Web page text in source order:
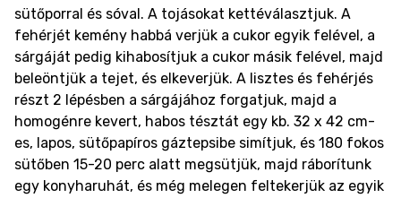
sütőporral és sóval. A tojásokat kettéválasztjuk. A
fehérjét kemény habbá verjük a cukor egyik felével, a
sárgáját pedig kihabosítjuk a cukor másik felével, majd
beleöntjük a tejet, és elkeverjük. A lisztes és fehérjés
részt 2 lépésben a sárgájához forgatjuk, majd a
homogénre kevert, habos tésztát egy kb. 32 x 42 cm-
es, lapos, sütőpapíros gáztepsibe simítjuk, és 180 fokos
sütőben 15-20 perc alatt megsütjük, majd ráborítunk
egy konyharuhát, és még melegen feltekerjük az egyik